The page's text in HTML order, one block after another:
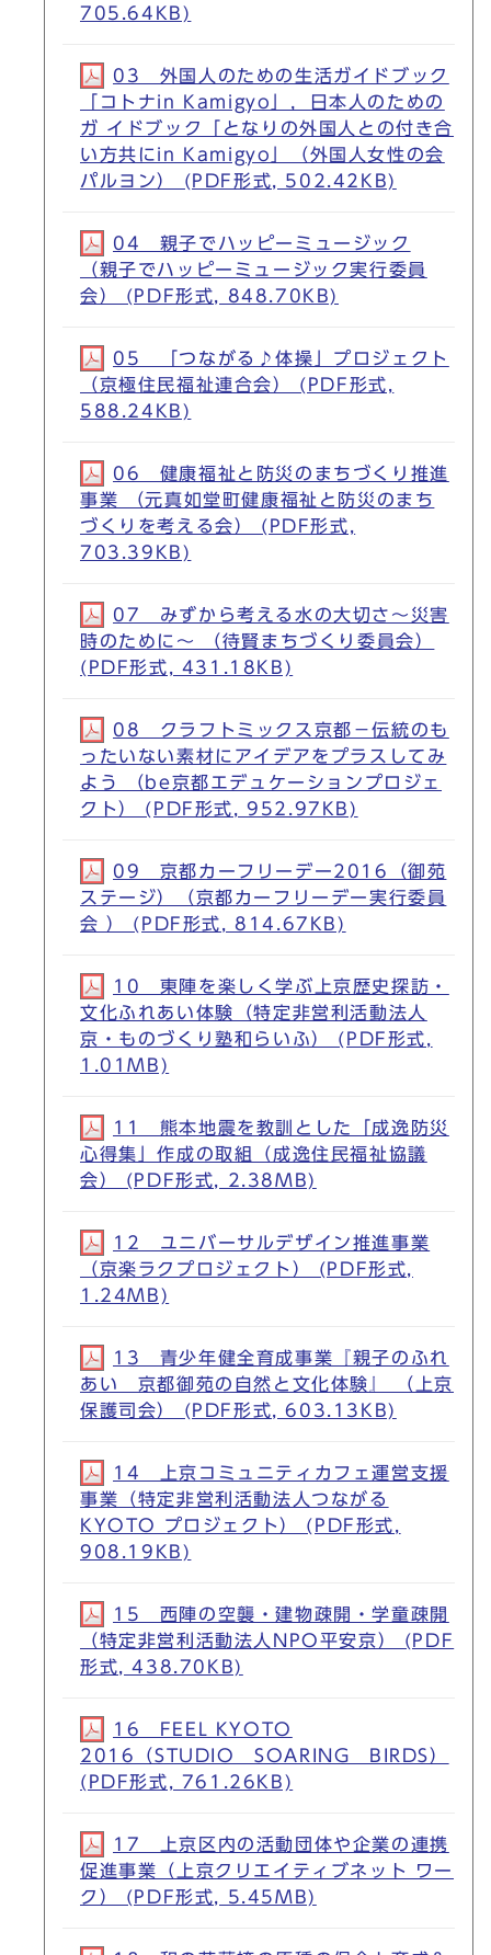
705.64KB)
03 外国人のための生活ガイドブック
「コトナin Kamigyo」，日本人のための
ガ イドブック「となりの外国人との付き合
い方共にin Kamigyo」（外国人女性の会
パルヨン） (PDF形式, 502.42KB)
04 親子でハッピーミュージック
（親子でハッピーミュージック実行委員
会） (PDF形式, 848.70KB)
05 「つながる♪体操」プロジェクト
（京極住民福祉連合会） (PDF形式,
588.24KB)
06 健康福祉と防災のまちづくり推進
事業 （元真如堂町健康福祉と防災のまち
づくりを考える会） (PDF形式,
703.39KB)
07 みずから考える水の大切さ～災害
時のために～ （待賢まちづくり委員会）
(PDF形式, 431.18KB)
08 クラフトミックス京都－伝統のも
ったいない素材にアイデアをプラスしてみ
よう （be京都エデュケーションプロジェ
クト） (PDF形式, 952.97KB)
09 京都カーフリーデー2016（御苑
ステージ）（京都カーフリーデー実行委員
会 ） (PDF形式, 814.67KB)
10 東陣を楽しく学ぶ上京歴史探訪・
文化ふれあい体験（特定非営利活動法人
京・ものづくり塾和らいふ） (PDF形式,
1.01MB)
11 熊本地震を教訓とした「成逸防災
心得集」作成の取組（成逸住民福祉協議
会） (PDF形式, 2.38MB)
12 ユニバーサルデザイン推進事業
（京楽ラクプロジェクト） (PDF形式,
1.24MB)
13 青少年健全育成事業『親子のふれ
あい 京都御苑の自然と文化体験』 （上京
保護司会） (PDF形式, 603.13KB)
14 上京コミュニティカフェ運営支援
事業（特定非営利活動法人つながる
KYOTO プロジェクト） (PDF形式,
908.19KB)
15 西陣の空襲・建物疎開・学童疎開
（特定非営利活動法人NPO平安京） (PDF
形式, 438.70KB)
16 FEEL KYOTO
2016（STUDIO SOARING BIRDS）
(PDF形式, 761.26KB)
17 上京区内の活動団体や企業の連携
促進事業（上京クリエイティブネット ワー
ク） (PDF形式, 5.45MB)